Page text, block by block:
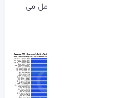
Arrow Lake نیز از رقبای AMD در این زمینه بهتر عمل می‌